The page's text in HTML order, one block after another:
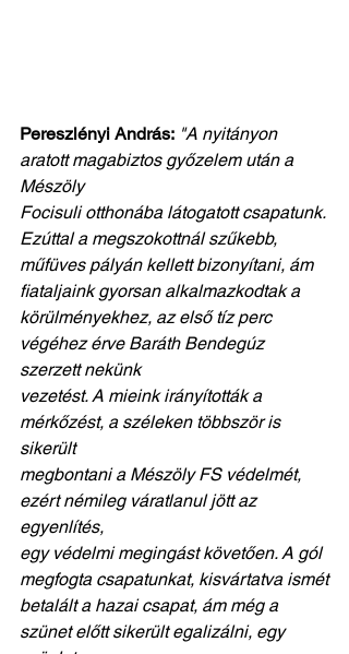
Pereszlényi András: "A nyitányon
aratott magabiztos győzelem után a
Mészöly
Focisuli otthonába látogatott csapatunk.
Ezúttal a megszokottnál szűkebb,
műfüves pályán kellett bizonyítani, ám
fiataljaink gyorsan alkalmazkodtak a
körülményekhez, az első tíz perc
végéhez érve Baráth Bendegúz
szerzett nekünk
vezetést. A mieink irányították a
mérkőzést, a széleken többször is
sikerült
megbontani a Mészöly FS védelmét,
ezért némileg váratlanul jött az
egyenlítés,
egy védelmi megingást követően. A gól
megfogta csapatunkat, kisvártatva ismét
betalált a hazai csapat, ám még a
szünet előtt sikerült egalizálni, egy